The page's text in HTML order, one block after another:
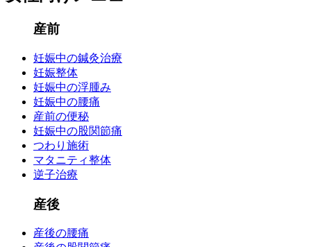
産前
妊娠中の鍼灸治療
妊娠整体
妊娠中の浮腫み
妊娠中の腰痛
産前の便秘
妊娠中の股関節痛
つわり施術
マタニティ整体
逆子治療
産後
産後の腰痛